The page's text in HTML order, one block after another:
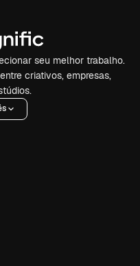
seu melhor trabalho.
criativos, empresas,